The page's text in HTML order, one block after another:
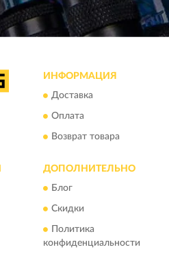
ИНФОРМАЦИЯ
Доставка
Оплата
Возврат товара
ДОПОЛНИТЕЛЬНО
Блог
Скидки
Политика
конфиденциальности